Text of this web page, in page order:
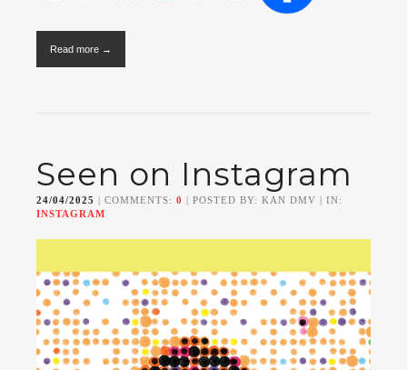
Read more →
Seen on Instagram
24/04/2025 | COMMENTS: 0
| POSTED BY: KAN DMV | IN:
INSTAGRAM